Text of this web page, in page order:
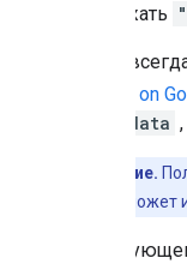
содержать
Токен
Actions on
conv.data
Примечание.
выполнение может
В